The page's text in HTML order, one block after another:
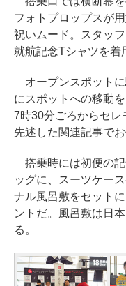
フォトプロップスが
祝いムード。スタッ
就航記念Tシャツを着
オープンスポット
にスポットへの移動
7時30分ごろからセレ
先述した関連記事で
搭乗時には初便の
ッグに、スーツケー
ナル風呂敷をセット
ントだ。風呂敷は日
る。